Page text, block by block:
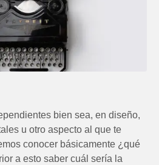
bien sea, en diseño,
u otro aspecto al que te
conocer básicamente ¿qué
a esto saber cuál sería la